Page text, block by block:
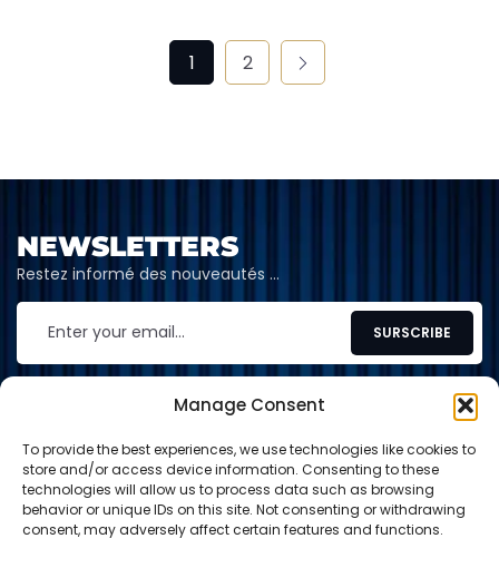
Manage Consent
To provide the best experiences, we use technologies like cookies to
store and/or access device information. Consenting to these
technologies will allow us to process data such as browsing
behavior or unique IDs on this site. Not consenting or withdrawing
consent, may adversely affect certain features and functions.
1 2
NEWSLETTERS
Restez informé des nouveautés …
CONTACT
contact@shop-tcg.fr